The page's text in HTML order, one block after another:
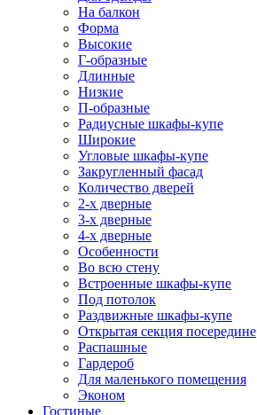
На балкон
Форма
Высокие
Г-образные
Длинные
Низкие
П-образные
Радиусные шкафы-купе
Широкие
Угловые шкафы-купе
Закругленный фасад
Количество дверей
2-х дверные
3-х дверные
4-х дверные
Особенности
Во всю стену
Встроенные шкафы-купе
Под потолок
Раздвижные шкафы-купе
Открытая секция посередине
Распашные
Гардероб
Для маленького помещения
Эконом
Гостиные